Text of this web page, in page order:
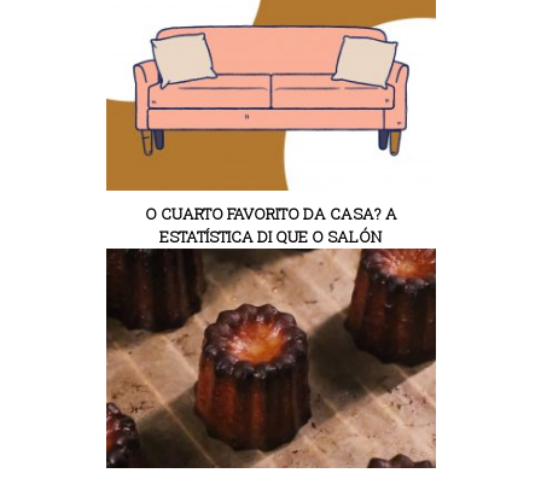
O CUARTO FAVORITO DA CASA? A
ESTATÍSTICA DI QUE O SALÓN